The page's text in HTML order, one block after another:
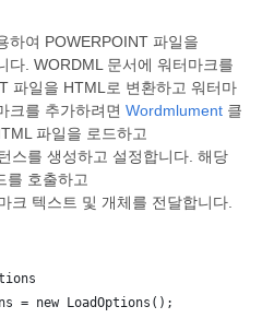
하여 POWERPOINT 파일을
다. WORDML 문서에 워터마크를
파일을 HTML로 변환하고 워터마
크를 추가하려면 Wordmlument 클
파일을 로드하고
스를 생성하고 설정합니다. 해당
를 호출하고
크 텍스트 및 개체를 전달합니다.
= new LoadOptions();